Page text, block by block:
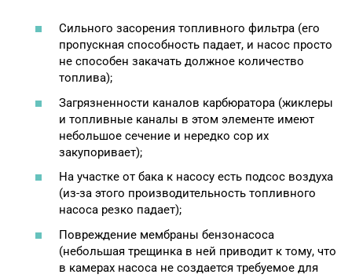
Сильного засорения топливного фильтра (его
пропускная способность падает, и насос просто
не способен закачать должное количество
топлива);
Загрязненности каналов карбюратора (жиклеры
и топливные каналы в этом элементе имеют
небольшое сечение и нередко сор их
закупоривает);
На участке от бака к насосу есть подсос воздуха
(из-за этого производительность топливного
насоса резко падает);
Повреждение мембраны бензонасоса
(небольшая трещинка в ней приводит к тому, что
в камерах насоса не создается требуемое для